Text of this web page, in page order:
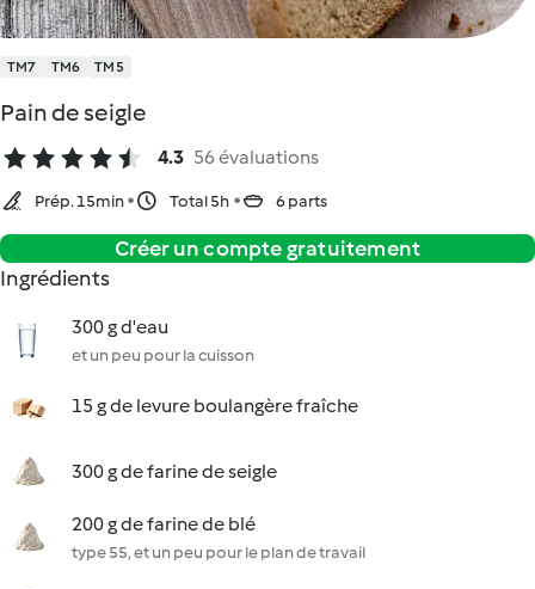
TM7 TM6 TM5
Pain de seigle
4.3 56 évaluations
Prép. 15min Total 5h 6 parts
Créer un compte gratuitement
Ingrédients
300 g d'eau
et un peu pour la cuisson
15 g de levure boulangère fraîche
300 g de farine de seigle
200 g de farine de blé
type 55, et un peu pour le plan de travail